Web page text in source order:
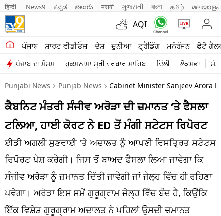
हिन्दी News9 ಕನ್ನಡ తెలుగు मराठी ગુજરાતી বাংলা தமிழ் മലയാളം
AQI
ਪੰਜਾਬ ਸ਼ਾਰਟ ਵੀਡੀਓਜ਼ ਦੇਸ਼ ਦੁਨੀਆ ਟ੍ਰੈਂਡਿੰਗ ਮਨੋਰੰਜਨ ਫੋਟੋ
ਪੰਜਾਬ ਦਾ ਮੌਸਮ ਹੁਕਮਨਾਮਾ ਸ੍ਰੀ ਦਰਬਾਰ ਸਾਹਿਬ ਦਿੱਲੀ ਲੋਕਸਭਾ
ਖੇਤੀਬਾੜੀ
ਸ਼ਾਰਟ ਵੀਡੀਓਜ਼
ਕਾਰੋਬਾਰ
ਕਰਿਅਰ
ਦੇਸ਼
ਲਾਈਫ ਸਟਾਈਲ
ਪੰਜਾਬ
Punjabi News Punjab News Cabinet Minister Sanjeev Arora
ਕੈਬਨਿਟ ਮੰਤਰੀ ਸੰਜੀਵ ਅਰੋੜਾ ਦੀ ਜ਼ਮਾਨਤ ‘ਤੇ ਫੈਸਲਾ
ਟਲਿਆ, ਹਾਈ ਕੋਰਟ ਨੇ ED ਤੋਂ ਮੰਗੀ ਸਟੇਟਸ ਰਿਪੋਰਟ
ਈਡੀ ਅਗਲੀ ਸੁਣਵਾਈ 'ਤੇ ਅਦਾਲਤ ਨੂੰ ਆਪਣੀ ਵਿਸਤ੍ਰਿਤ ਸਟੇਟਸ
ਰਿਪੋਰਟ ਪੇਸ਼ ਕਰੇਗੀ। ਜਿਸ ਤੋਂ ਬਾਅਦ ਫੈਸਲਾ ਲਿਆ ਜਾਵੇਗਾ ਕਿ
ਸੰਜੀਵ ਅਰੋੜਾ ਨੂੰ ਜ਼ਮਾਨਤ ਦਿੱਤੀ ਜਾਵੇਗੀ ਜਾਂ ਜੇਲ੍ਹ ਵਿੱਚ ਹੀ ਰਹਿਣਾ
ਪਵੇਗਾ। ਅਰੋੜਾ ਇਸ ਸਮੇਂ ਗੁਰੂਗ੍ਰਾਮ ਜੇਲ੍ਹ ਵਿੱਚ ਬੰਦ ਹੈ, ਕਿਉਂਕਿ
ਇੱਕ ਵਿਸ਼ੇਸ਼ ਗੁਰੂਗ੍ਰਾਮ ਅਦਾਲਤ ਨੇ ਪਹਿਲਾਂ ਉਸਦੀ ਜ਼ਮਾਨਤ